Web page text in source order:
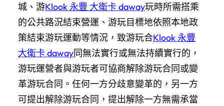
城、游Klook 永豐 大衛卡 daway玩時所需搭乘
的公共路況結束營運、游玩目標地依照本地政
策結束游玩運動等情況，致游玩合Klook 永豐
大衛卡 daway同無法實行或無法持續實行的，
游玩運營者與游玩者可協商解除游玩合同或變
革游玩合同。任何一方分歧意變革的，另一方
可提出解除游玩合同，提出解除一方無需承當